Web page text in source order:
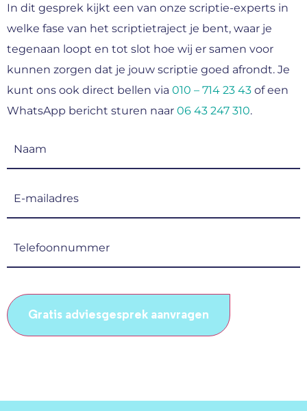
In dit gesprek kijkt een van onze scriptie-experts in
welke fase van het scriptietraject je bent, waar je
tegenaan loopt en tot slot hoe wij er samen voor
kunnen zorgen dat je jouw scriptie goed afrondt. Je
kunt ons ook direct bellen via 010 – 714 23 43 of een
WhatsApp bericht sturen naar 06 43 247 310.